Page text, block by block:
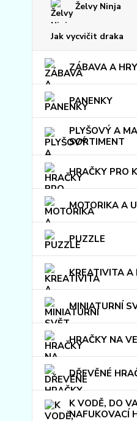
Želvy Ninja
Jak vycvičit draka
ZÁBAVA A HRY
PANENKY
PLYŠOVÝ A
SORTIMENT
HRAČKY PRO
MOTORIKA A
PUZZLE
KREATIVITA A
MINIATURNÍ
HRAČKY NA
DŘEVĚNÉ
K VODĚ, DO
NAFUKOVACÍ